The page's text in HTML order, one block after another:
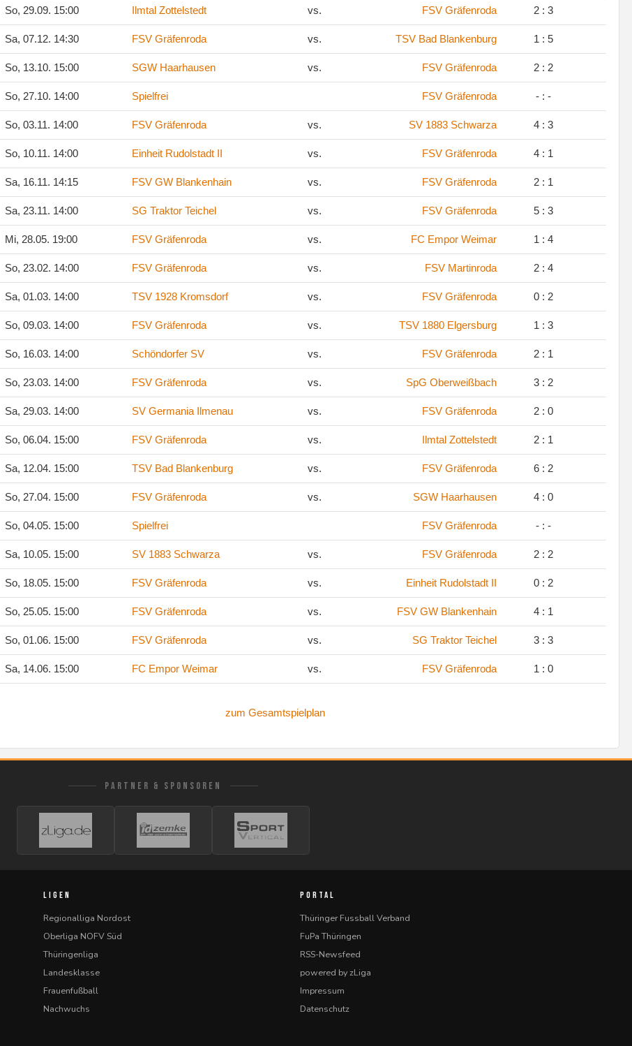
So, 29.09. 15:00 Ilmtal Zottelstedt vs. FSV Gräfenroda 2 : 3
Sa, 07.12. 14:30 FSV Gräfenroda vs. TSV Bad Blankenburg 1 : 5
So, 13.10. 15:00 SGW Haarhausen vs. FSV Gräfenroda 2 : 2
So, 27.10. 14:00 Spielfrei FSV Gräfenroda - : -
So, 03.11. 14:00 FSV Gräfenroda vs. SV 1883 Schwarza 4 : 3
So, 10.11. 14:00 Einheit Rudolstadt II vs. FSV Gräfenroda 4 : 1
Sa, 16.11. 14:15 FSV GW Blankenhain vs. FSV Gräfenroda 2 : 1
Sa, 23.11. 14:00 SG Traktor Teichel vs. FSV Gräfenroda 5 : 3
Mi, 28.05. 19:00 FSV Gräfenroda vs. FC Empor Weimar 1 : 4
So, 23.02. 14:00 FSV Gräfenroda vs. FSV Martinroda 2 : 4
Sa, 01.03. 14:00 TSV 1928 Kromsdorf vs. FSV Gräfenroda 0 : 2
So, 09.03. 14:00 FSV Gräfenroda vs. TSV 1880 Elgersburg 1 : 3
So, 16.03. 14:00 Schöndorfer SV vs. FSV Gräfenroda 2 : 1
So, 23.03. 14:00 FSV Gräfenroda vs. SpG Oberweißbach 3 : 2
Sa, 29.03. 14:00 SV Germania Ilmenau vs. FSV Gräfenroda 2 : 0
So, 06.04. 15:00 FSV Gräfenroda vs. Ilmtal Zottelstedt 2 : 1
Sa, 12.04. 15:00 TSV Bad Blankenburg vs. FSV Gräfenroda 6 : 2
So, 27.04. 15:00 FSV Gräfenroda vs. SGW Haarhausen 4 : 0
So, 04.05. 15:00 Spielfrei FSV Gräfenroda - : -
Sa, 10.05. 15:00 SV 1883 Schwarza vs. FSV Gräfenroda 2 : 2
So, 18.05. 15:00 FSV Gräfenroda vs. Einheit Rudolstadt II 0 : 2
So, 25.05. 15:00 FSV Gräfenroda vs. FSV GW Blankenhain 4 : 1
So, 01.06. 15:00 FSV Gräfenroda vs. SG Traktor Teichel 3 : 3
Sa, 14.06. 15:00 FC Empor Weimar vs. FSV Gräfenroda 1 : 0
zum Gesamtspielplan
PARTNER & SPONSOREN
LIGEN
Regionalliga Nordost
Oberliga NOFV Süd
Thüringenliga
Landesklasse
Frauenfußball
Nachwuchs
PORTAL
Thüringer Fussball Verband
FuPa Thüringen
RSS-Newsfeed
powered by zLiga
Impressum
Datenschutz